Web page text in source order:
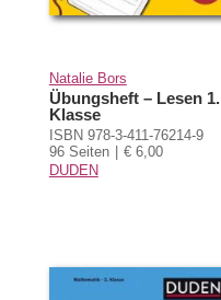
Natalie Bors
Übungsheft – Lesen 1.
Klasse
ISBN 978-3-411-76214-9
96 Seiten
€ 6,00
DUDEN